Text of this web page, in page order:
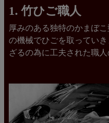
1. 竹ひご職人
厚みのある独特のかまぼ
の機械でひごを取ってい
ざるの為に工夫された職人